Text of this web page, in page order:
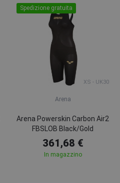
Spedizione gratuita
XS - UK30
Arena
Arena Powerskin Carbon Air2
FBSLOB Black/Gold
361,68 €
In magazzino